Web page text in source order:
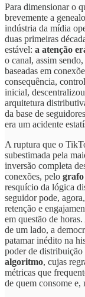
Para dimensionar o
brevemente a
indústria da mídia
duas primeiras
estável: a atenção
o canal, assim
baseadas em
consequência,
inicial,
arquitetura
da base de
era um acidente
A ruptura que o
subestimada pela
inversão completa
conexões, pelo grafo
resquício da lógica
seguidor pode,
retenção e
em questão de
de um lado, a
patamar inédito na
poder de
algoritmo, cujas
métricas que
de quem consome e,